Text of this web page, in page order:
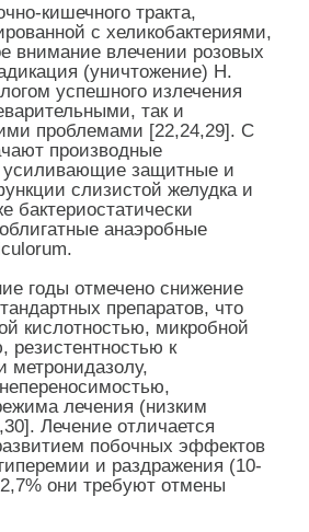
кишечного тракта,
с хеликобактериями,
внимание влечении розовых
(уничтожение) H.
успешного излечения
так и
проблемами [22,24,29]. С
производные
усиливающие защитные и
слизистой желудка и
бактериостатически
анаэробные
годы отмечено снижение
препаратов, что
кислотностью, микробной
резистентностью к
метронидазолу,
лечения (низким
Лечение отличается
побочных эффектов
и раздражения (10-
они требуют отмены